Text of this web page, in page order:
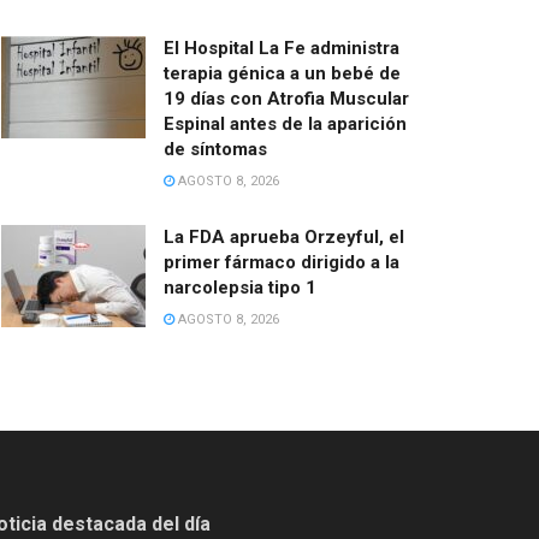
El Hospital La Fe administra
terapia génica a un bebé de
19 días con Atrofia Muscular
Espinal antes de la aparición
de síntomas
AGOSTO 8, 2026
La FDA aprueba Orzeyful, el
primer fármaco dirigido a la
narcolepsia tipo 1
AGOSTO 8, 2026
destacada del día